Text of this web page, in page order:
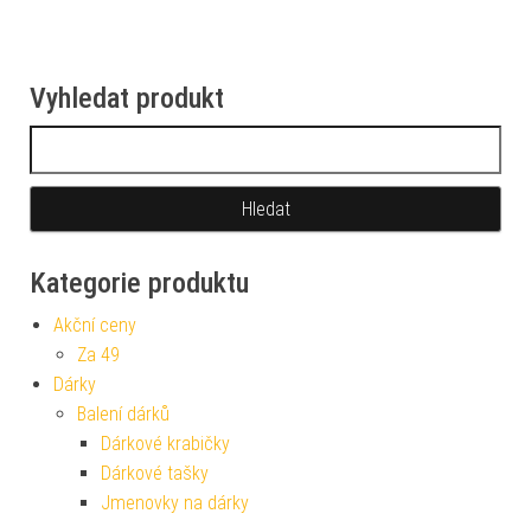
Vyhledat produkt
Kategorie produktu
Akční ceny
Za 49
Dárky
Balení dárků
Dárkové krabičky
Dárkové tašky
Jmenovky na dárky